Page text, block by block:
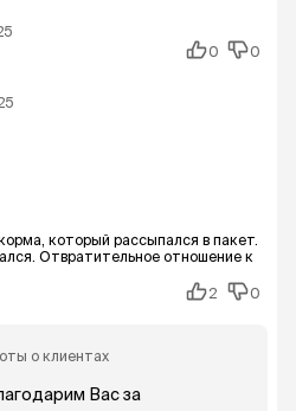
0
0
который рассыпался в пакет.
Отвратительное отношение к
2
0
о клиентах
Вас за